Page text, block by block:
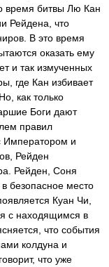
время битвы Лю Кан
Рейдена, что
В это время
оказать ему
и так измученных
где Кан избивает
как только
Боги дают
правил
Императором и
Рейден
Рейден, Соня
безопасное место
Куан Чи,
с находящимся в
что события
колдуна и
что уже